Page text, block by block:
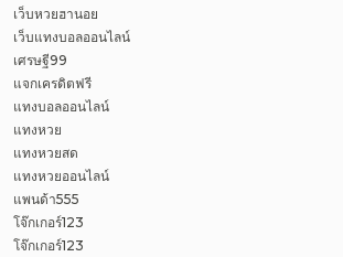
เว็บหวยฮานอย
เว็บแทงบอลออนไลน์
เศรษฐี99
แจกเครดิตฟรี
แทงบอลออนไลน์
แทงหวย
แทงหวยสด
แทงหวยออนไลน์
แพนด้า555
โจ๊กเกอร์123
โจ๊กเกอร์123